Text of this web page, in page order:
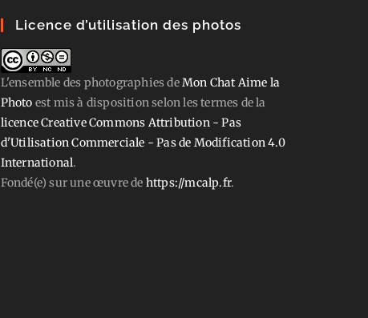
Licence d’utilisation des photos
L'ensemble des photographiesdeMon Chat Aime la
Photo est mis à disposition selon les termes de la
licence Creative Commons Attribution - Pas
d'Utilisation Commerciale - Pas de Modification 4.0
International.
Fondé(e) sur une œuvre de https://mcalp.fr.